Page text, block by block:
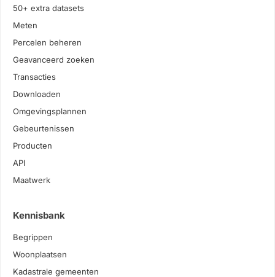
50+ extra datasets
Meten
Percelen beheren
Geavanceerd zoeken
Transacties
Downloaden
Omgevingsplannen
Gebeurtenissen
Producten
API
Maatwerk
Kennisbank
Begrippen
Woonplaatsen
Kadastrale gemeenten